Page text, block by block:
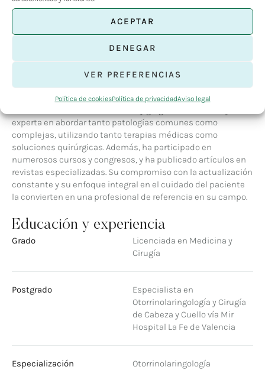
ACEPTAR
DENEGAR
VER PREFERENCIAS
Política de cookiesPolítica de privacidadAviso legal
La Fe de Valencia, tras haber obtenido su licenciatura en
Medicina y Cirugía. Su carrera la ha llevado a ocupar puestos
relevantes en prestigiosos hospitales como el Hospital
Arnau de Villanova en Valencia y el Hospital Universitario de
Torrejón de Ardoz en Madrid, donde fue responsable del
departamento de otoneurología.
Con una amplia experiencia en el diagnóstico y tratamiento
experta en abordar tanto patologías comunes como
complejas, utilizando tanto terapias médicas como
soluciones quirúrgicas. Además, ha participado en
numerosos cursos y congresos, y ha publicado artículos en
revistas especializadas. Su compromiso con la actualización
constante y su enfoque integral en el cuidado del paciente
la convierten en una profesional de referencia en su campo.
Educación y experiencia
Grado
Licenciada en Medicina y
Cirugía
Postgrado
Especialista en
Otorrinolaringología y Cirugía
de Cabeza y Cuello vía Mir
Hospital La Fe de Valencia
Especialización Otorrinolaringología